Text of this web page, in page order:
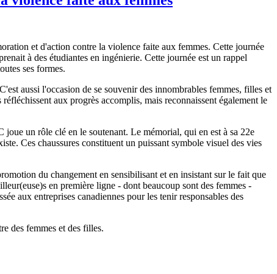
et d'action contre la violence faite aux femmes. Cette journée
à des étudiantes en ingénierie. Cette journée est un rappel
ses formes.
aussi l'occasion de se souvenir des innombrables femmes, filles et
aux progrès accomplis, mais reconnaissent également le
un rôle clé en le soutenant. Le mémorial, qui en est à sa 22e
Ces chaussures constituent un puissant symbole visuel des vies
du changement en sensibilisant et en insistant sur le fait que
en première ligne - dont beaucoup sont des femmes -
aux entreprises canadiennes pour les tenir responsables des
des femmes et des filles.